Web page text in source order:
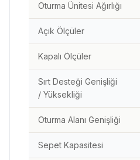
Oturma Ünitesi Ağırlığı
Açık Ölçüler
Kapalı Ölçüler
Sırt Desteği Genişliği
/ Yüksekliği
Oturma Alanı Genişliği
Sepet Kapasitesi